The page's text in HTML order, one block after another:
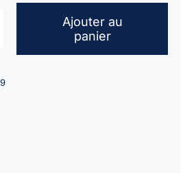
Ajouter au
panier